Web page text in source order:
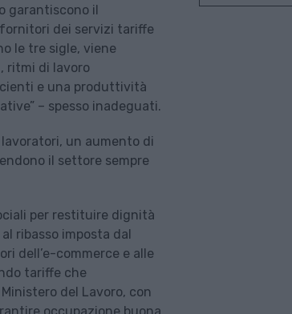
garantiscono il
dei servizi tariffe
le tre sigle, viene
ritmi di lavoro
e una produttività
– spesso inadeguati.
un aumento di
il settore sempre
per restituire dignità
ribasso imposta dal
dell’e-commerce e alle
tariffe che
del Lavoro, con